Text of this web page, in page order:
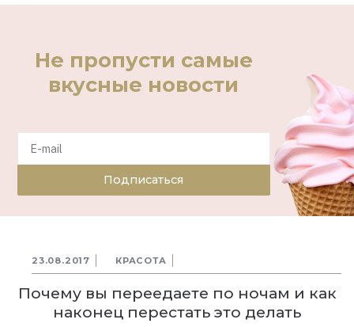
Не пропусти самые
вкусные новости
Подписаться
23.08.2017 КРАСОТА
Почему вы переедаете по ночам и как
наконец перестать это делать